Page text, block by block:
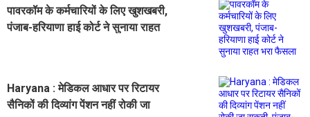
पावरकॉम के कर्मचारियों के लिए खुशखबरी,
पंजाब-हरियाणा हाई कोर्ट ने सुनाया राहत
Haryana : मेडिकल आधार पर रिटायर
सैनिकों की दिव्यांग पेंशन नहीं रोकी जा